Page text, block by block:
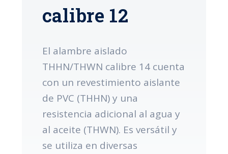
calibre 12
El alambre aislado
THHN/THWN calibre 14 cuenta
con un revestimiento aislante
de PVC (THHN) y una
resistencia adicional al agua y
al aceite (THWN). Es versátil y
se utiliza en diversas